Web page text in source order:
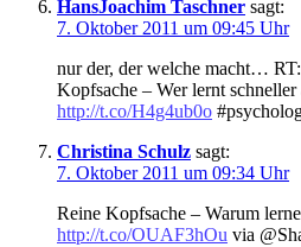
HansJoachim Taschner sagt:
7. Oktober 2011 um 09:45 Uhr
nur der, der welche macht…
Kopfsache – Wer lernt schneller
http://t.co/H4g4ub0o
Christina Schulz sagt:
7. Oktober 2011 um 09:34 Uhr
Reine Kopfsache – Warum
http://t.co/OUAF3hOu via